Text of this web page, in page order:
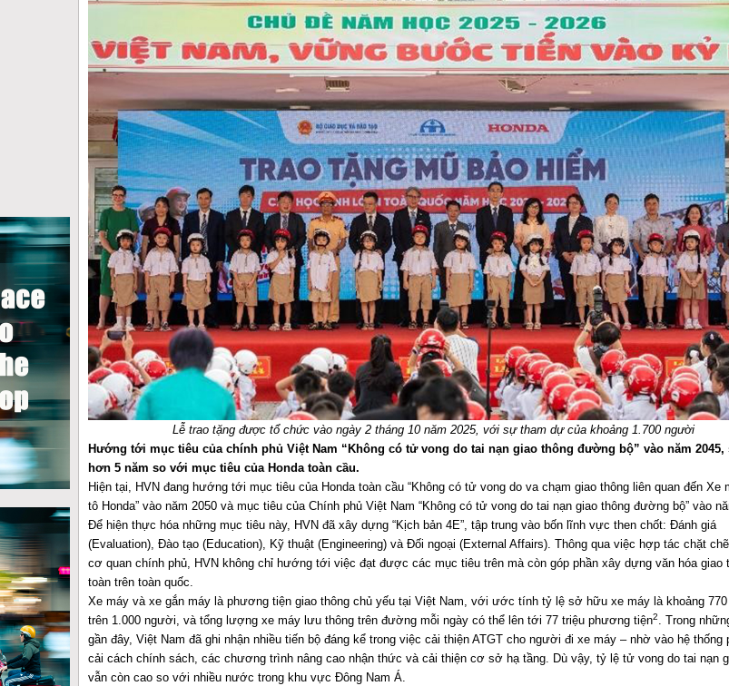
Lễ trao tặng được tổ chức vào ngày 2 tháng 10 năm 2025, với sự tham dự của khoảng 1.700 người
Hướng tới mục tiêu của chính phủ Việt Nam “Không có tử vong do tai nạn giao thông đường bộ” vào năm 2045,
hơn 5 năm so với mục tiêu của Honda toàn cầu.
Hiện tại, HVN đang hướng tới mục tiêu của Honda toàn cầu “Không có tử vong do va chạm giao thông liên quan đến Xe
tô Honda” vào năm 2050 và mục tiêu của Chính phủ Việt Nam “Không có tử vong do tai nạn giao thông đường bộ” vào
Để hiện thực hóa những mục tiêu này, HVN đã xây dựng “Kịch bản 4E”, tập trung vào bốn lĩnh vực then chốt: Đánh giá
(Evaluation), Đào tạo (Education), Kỹ thuật (Engineering) và Đối ngoại (External Affairs). Thông qua việc hợp tác chặt
cơ quan chính phủ, HVN không chỉ hướng tới việc đạt được các mục tiêu trên mà còn góp phần xây dựng văn hóa giao
toàn trên toàn quốc.
Xe máy và xe gắn máy là phương tiện giao thông chủ yếu tại Việt Nam, với ước tính tỷ lệ sở hữu xe máy là khoảng
trên 1.000 người, và tổng lượng xe máy lưu thông trên đường mỗi ngày có thể lên tới 77 triệu phương tiện2. Trong
gần đây, Việt Nam đã ghi nhận nhiều tiến bộ đáng kể trong việc cải thiện ATGT cho người đi xe máy – nhờ vào hệ thống
cải cách chính sách, các chương trình nâng cao nhận thức và cải thiện cơ sở hạ tầng. Dù vậy, tỷ lệ tử vong do tai nạn
vẫn còn cao so với nhiều nước trong khu vực Đông Nam Á.